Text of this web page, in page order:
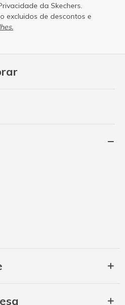
da Skechers.
excluidos de descontos e